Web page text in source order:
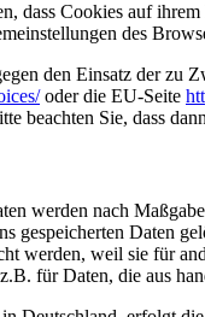
dass Cookies auf
des
den Einsatz der zu
oder die EU-Seite
beachten Sie, dass
werden nach
gespeicherten Daten
werden, weil sie für
für Daten, die aus